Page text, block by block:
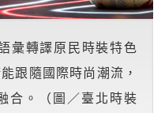
彙轉譯原民時裝特色
跟隨國際時尚潮流，
合。（圖／臺北時裝